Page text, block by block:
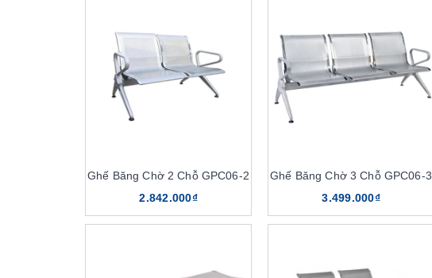
Ghế Băng Chờ 2 Chỗ GPC06-2
2.842.000₫
Ghế Băng Chờ 3 Chỗ GPC06-3
3.499.000₫